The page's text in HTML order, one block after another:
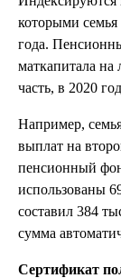
которыми семья
года.
маткапитала на
часть, в 2020
Например,
выплат на
пенсионный
использованы
составил 384
сумма
Сертификат